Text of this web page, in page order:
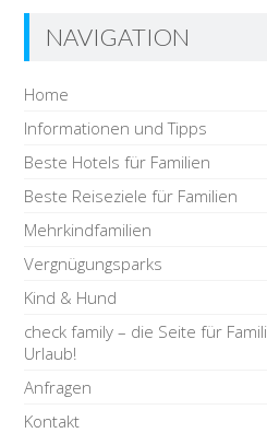
NAVIGATION
Home
Informationen und Tipps
Beste Hotels für Familien
Beste Reiseziele für Familien
Mehrkindfamilien
Vergnügungsparks
Kind & Hund
check family – die Seite für
Urlaub!
Anfragen
Kontakt